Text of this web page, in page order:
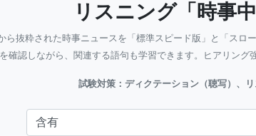
リスニング「時事中
ら抜粋された時事ニュースを「標準スピード版」と「スロ
確認しながら、関連する語句も学習できます。ヒアリング
試験対策：ディクテーション（聴写）、